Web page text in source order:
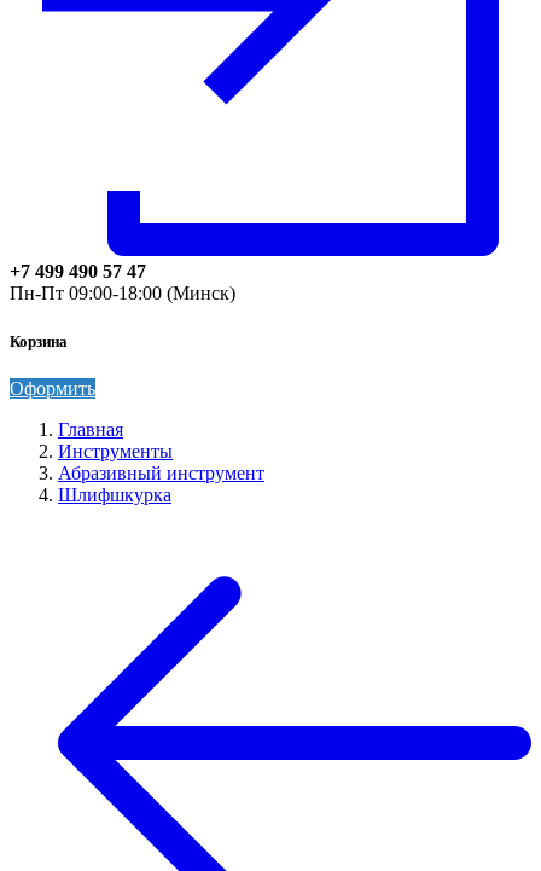
+7 499 490 57 47
Пн-Пт 09:00-18:00 (Минск)
Корзина
Оформить
Главная
Инструменты
Абразивный инструмент
Шлифшкурка